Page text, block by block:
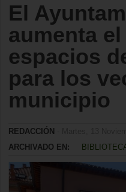
El
aumenta
espacios
para los
municipio
REDACCIÓN
ARCHIVADO EN: